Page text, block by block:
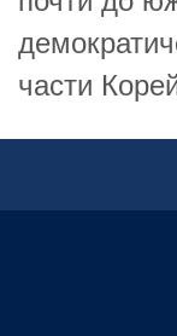
части